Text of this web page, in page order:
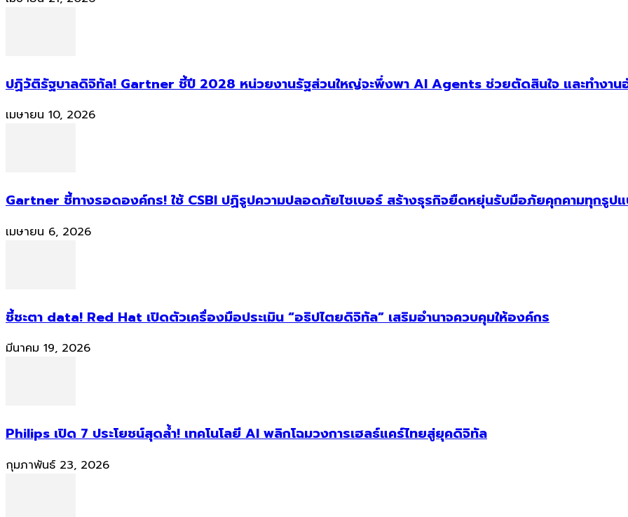
ปฏิวัติรัฐบาลดิจิทัล! Gartner ชี้ปี 2028 หน่วยงานรัฐส่วนใหญ่จะพึ่งพา AI Agents ช่วยตัดสินใจ และทำงาน
เมษายน 10, 2026
Gartner ชี้ทางรอดองค์กร! ใช้ CSBI ปฏิรูปความปลอดภัยไซเบอร์ สร้างธุรกิจยืดหยุ่นรับมือภัยคุกคามทุกรูป
เมษายน 6, 2026
ชี้ชะตา data! Red Hat เปิดตัวเครื่องมือประเมิน “อธิปไตยดิจิทัล” เสริมอำนาจควบคุมให้องค์กร
มีนาคม 19, 2026
Philips เปิด 7 ประโยชน์สุดล้ำ! เทคโนโลยี AI พลิกโฉมวงการเฮลธ์แคร์ไทยสู่ยุคดิจิทัล
กุมภาพันธ์ 23, 2026